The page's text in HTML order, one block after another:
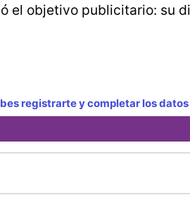
el objetivo publicitario: su
registrarte y completar los